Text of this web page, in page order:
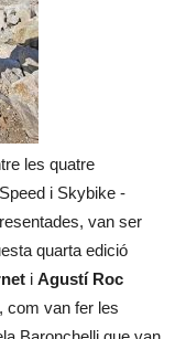
les quatre
i Skybike -
van ser
quarta edició
i Agustí Roc
com van fer les